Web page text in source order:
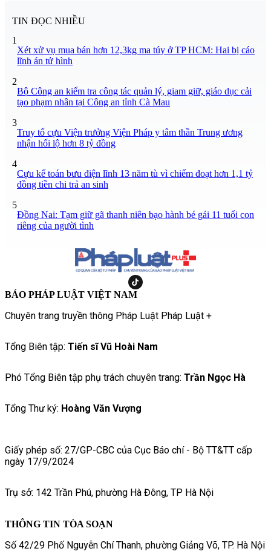
TIN ĐỌC NHIỀU
1
Xét xử vụ mua bán hơn 12,3kg ma túy ở TP HCM: Hai bị cáo
lĩnh án tử hình
2
Bộ Công an kiểm tra công tác quản lý, giam giữ, giáo dục cải
tạo phạm nhân tại Công an tỉnh Cà Mau
3
Truy tố cựu Viện trưởng Viện Pháp y tâm thần Trung ương
nhận hối lộ hơn 8 tỷ đồng
4
Cựu kế toán bưu điện lĩnh 13 năm tù vì chiếm đoạt hơn 1,1 tỷ
đồng tiền chi trả an sinh
5
Đồng Nai: Tạm giữ gã thanh niên bạo hành bé gái 11 tuổi con
riêng của người tình
BÁO PHÁP LUẬT VIỆT NAM
Chuyên trang truyền thông Pháp Luật Pháp Luật +
Tổng Biên tập: Tiến sĩ Vũ Hoài Nam
Phó Tổng Biên tập phụ trách chuyên trang: Trần Ngọc Hà
Tổng Thư ký: Hoàng Văn Vượng
Giấy phép số: 27/GP-CBC của Cục Báo chí - Bộ TT&TT cấp
ngày 17/9/2024
Trụ sở: 142 Trần Phú, phường Hà Đông, TP Hà Nội
THÔNG TIN TÒA SOẠN
Số 42/29 Phố Nguyễn Chí Thanh, phường Giảng Võ, TP. Hà Nội